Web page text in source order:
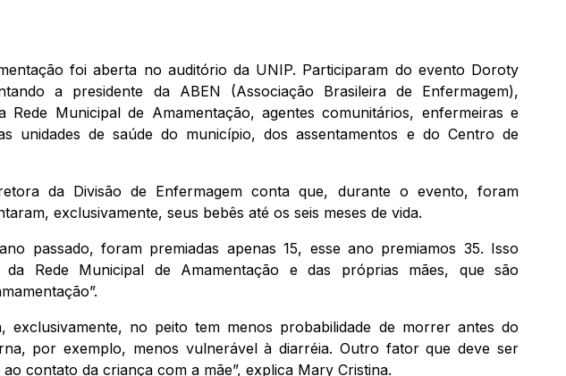
foi aberta no auditório da UNIP. Participaram do evento Doroty
a presidente da ABEN (Associação Brasileira de Enfermagem),
Rede Municipal de Amamentação, agentes comunitários, enfermeiras e
unidades de saúde do município, dos assentamentos e do Centro de
da Divisão de Enfermagem conta que, durante o evento, foram
exclusivamente, seus bebês até os seis meses de vida.
passado, foram premiadas apenas 15, esse ano premiamos 35. Isso
Rede Municipal de Amamentação e das próprias mães, que são
exclusivamente, no peito tem menos probabilidade de morrer antes do
por exemplo, menos vulnerável à diarréia. Outro fator que deve ser
contato da criança com a mãe”, explica Mary Cristina.